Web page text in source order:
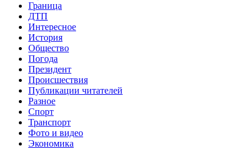
Граница
ДТП
Интересное
История
Общество
Погода
Президент
Происшествия
Публикации читателей
Разное
Спорт
Транспорт
Фото и видео
Экономика